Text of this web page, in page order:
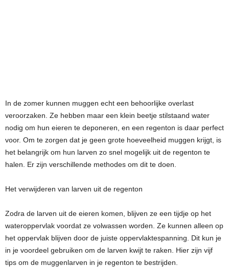
In de zomer kunnen muggen echt een behoorlijke overlast
veroorzaken. Ze hebben maar een klein beetje stilstaand water
nodig om hun eieren te deponeren, en een regenton is daar perfect
voor. Om te zorgen dat je geen grote hoeveelheid muggen krijgt, is
het belangrijk om hun larven zo snel mogelijk uit de regenton te
halen. Er zijn verschillende methodes om dit te doen.
Het verwijderen van larven uit de regenton
Zodra de larven uit de eieren komen, blijven ze een tijdje op het
wateroppervlak voordat ze volwassen worden. Ze kunnen alleen op
het oppervlak blijven door de juiste oppervlaktespanning. Dit kun je
in je voordeel gebruiken om de larven kwijt te raken. Hier zijn vijf
tips om de muggenlarven in je regenton te bestrijden.